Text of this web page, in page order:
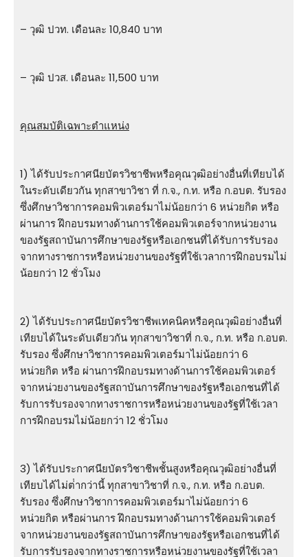
– วุฒิ ปวท. เดือนละ 10,840 บาท
– วุฒิ ปวส. เดือนละ 11,500 บาท
คุณสมบัติเฉพาะตำแหน่ง
1) ได้รับประกาศนียบัตรวิชาชีพหรือคุณวุฒิอย่างอื่นที่เทียบได้
ในระดับเดียวกัน ทุกสาขาวิชา ที่ ก.จ., ก.ท. หรือ ก.อบต. รับรอง
ซึ่งศึกษาวิชาการคอมพิวเตอร์มาไม่น้อยกว่า 6 หน่วยกิต หรือ
ผ่านการ ฝึกอบรมทางด้านการใช้คอมพิวเตอร์จากหน่วยงาน
ของรัฐสถาบันการศึกษาของรัฐหรือเอกชนที่ได้รับการรับรอง
จากทางราชการหรือหน่วยงานของรัฐที่ใช้เวลาการฝึกอบรมไม่
น้อยกว่า 12 ชั่วโมง
2) ได้รับประกาศนียบัตรวิชาชีพเทคนิคหรือคุณวุฒิอย่างอื่นที่
เทียบได้ในระดับเดียวกัน ทุกสาขาวิชาที่ ก.จ., ก.ท. หรือ ก.อบต.
รับรอง ซึ่งศึกษาวิชาการคอมพิวเตอร์มาไม่น้อยกว่า 6
หน่วยกิต หรือ ผ่านการฝึกอบรมทางด้านการใช้คอมพิวเตอร์
จากหน่วยงานของรัฐสถาบันการศึกษาของรัฐหรือเอกชนที่ได้
รับการรับรองจากทางราชการหรือหน่วยงานของรัฐที่ใช้เวลา
การฝึกอบรมไม่น้อยกว่า 12 ชั่วโมง
3) ได้รับประกาศนียบัตรวิชาชีพชั้นสูงหรือคุณวุฒิอย่างอื่นที่
เทียบได้ไม่ต่ํากว่านี้ ทุกสาขาวิชาที่ ก.จ., ก.ท. หรือ ก.อบต.
รับรอง ซึ่งศึกษาวิชาการคอมพิวเตอร์มาไม่น้อยกว่า 6
หน่วยกิต หรือผ่านการ ฝึกอบรมทางด้านการใช้คอมพิวเตอร์
จากหน่วยงานของรัฐสถาบันการศึกษาของรัฐหรือเอกชนที่ได้
รับการรับรองจากทางราชการหรือหน่วยงานของรัฐที่ใช้เวลา